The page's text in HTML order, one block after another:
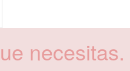
necesitas.